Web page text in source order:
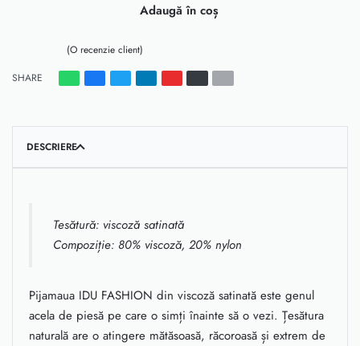
Adaugă în coș
(O recenzie client)
SHARE
DESCRIERE
Tesătură: viscoză satinată
Compoziție: 80% viscoză, 20% nylon
Pijamaua IDU FASHION din viscoză satinată este genul
acela de piesă pe care o simți înainte să o vezi. Țesătura
naturală are o atingere mătăsoasă, răcoroasă și extrem de